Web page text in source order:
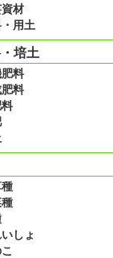
資材
用土
培土
料
料
しょ